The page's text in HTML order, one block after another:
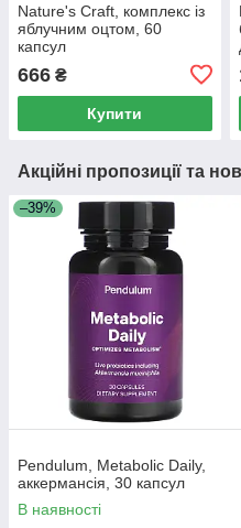
Nature's Craft, комплекс із
яблучним оцтом, 60
капсул
666 ₴
Купити
Акційні пропозиції та
–39%
Pendulum, Metabolic Daily,
аккермансія, 30 капсул
В наявності